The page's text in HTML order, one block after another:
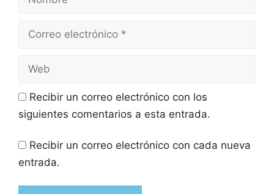
Recibir un correo electrónico con los
siguientes comentarios a esta entrada.
Recibir un correo electrónico con cada nueva
entrada.